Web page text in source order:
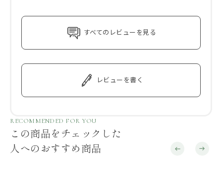
すべてのレビューを見る
レビューを書く
RECOMMENDED FOR YOU
この商品をチェックした
人へのおすすめ商品